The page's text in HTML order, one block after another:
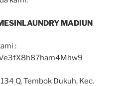
MADIUN
:
Q, Tembok Dukuh, Kec.